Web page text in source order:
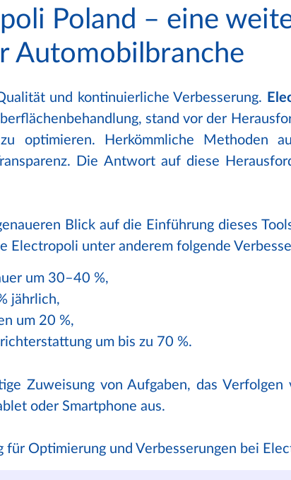
Poland – eine
Automobilbranche
und kontinuierliche Verbesserung.
stand vor der
optimieren. Herkömmliche Methoden
Die Antwort auf diese
Blick auf die Einführung dieses
Electropoli unter anderem folgende
um 30–40 %,
jährlich,
um 20 %,
um bis zu 70 %.
Zuweisung von Aufgaben, das
oder Smartphone aus.
für Optimierung und Verbesserungen bei